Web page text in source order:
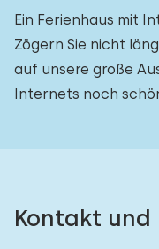
Ein Ferienhaus mit
Zögern Sie nicht
auf unsere große
Internets noch
Kontakt